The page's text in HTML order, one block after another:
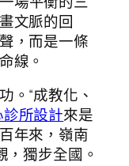
文脈的回
，而是一條
線。
。“成教化、
所設計來是
年來，嶺南
，獨步全國。